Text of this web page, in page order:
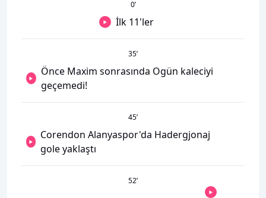
0’
İlk 11'ler
35’
Önce Maxim sonrasında Ogün kaleciyi
geçemedi!
45’
Corendon Alanyaspor'da Hadergjonaj
gole yaklaştı
52’